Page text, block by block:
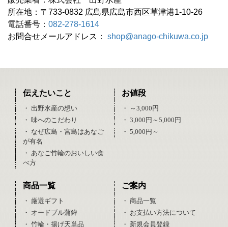
所在地：〒733-0832 広島県広島市西区草津港1-10-26
電話番号： 082-278-1614
お問合せメールアドレス： shop@anago-chikuwa.co.jp
伝えたいこと
・ 出野水産の想い
・ 味へのこだわり
・ なぜ広島・宮島はあなご
が有名
・ あなご竹輪のおいしい食
べ方
お値段
・ ～3,000円
・ 3,000円～5,000円
・ 5,000円～
商品一覧
・ 厳選ギフト
・ オードブル蒲鉾
・ 竹輪・揚げ天単品
ご案内
・ 商品一覧
・ お支払い方法について
・ 新規会員登録